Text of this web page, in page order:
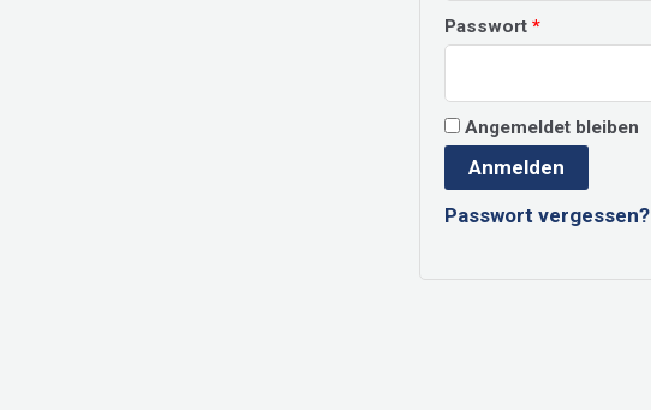
Passwort *Erforderlich
Angemeldet bleiben
Anmelden
Passwort vergessen?